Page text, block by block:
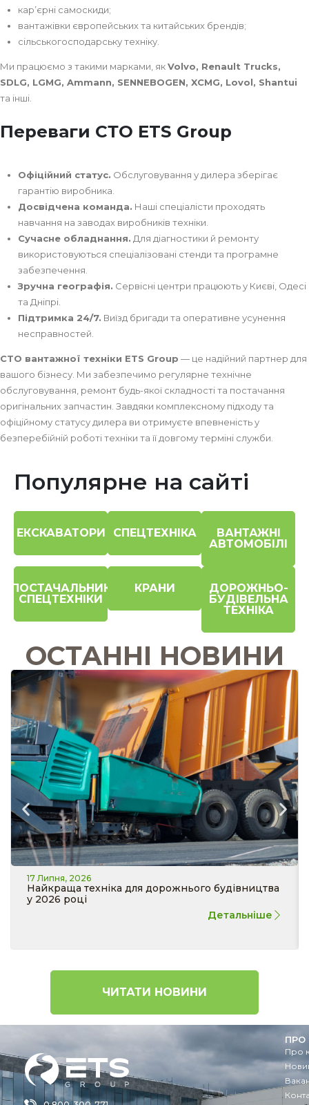
кар’єрні самоскиди;
вантажівки європейських та китайських брендів;
сільськогосподарську техніку.
Ми працюємо з такими марками, якVolvo, Renault Trucks,
SDLG, LGMG, Ammann, SENNEBOGEN, XCMG, Lovol, Shantui
та інші.
Переваги СТО ETS Group
Офіційний статус. Обслуговування у дилера зберігає
гарантію виробника.
Досвідчена команда. Наші спеціалісти проходять
навчання на заводах виробників техніки.
Сучасне обладнання. Для діагностики й ремонту
використовуються спеціалізовані стенди та програмне
забезпечення.
Зручна географія. Сервісні центри працюють у Києві, Одесі
та Дніпрі.
Підтримка 24/7. Виїзд бригади та оперативне усунення
несправностей.
СТО вантажної техніки ETS Group — це надійний партнер для
вашого бізнесу. Ми забезпечимо регулярне технічне
обслуговування, ремонт будь-якої складності та постачання
оригінальних запчастин. Завдяки комплексному підходу та
офіційному статусу дилера ви отримуєте впевненість у
безперебійній роботі техніки та її довгому терміні служби.
Популярне на сайті
ЕКСКАВАТОРИ СПЕЦТЕХНІКА
ВАНТАЖНІ
АВТОМОБІЛІ
ПОСТАЧАЛЬНИК
СПЕЦТЕХНІКИ
КРАНИ
ДОРОЖНЬО-
БУДІВЕЛЬНА
ТЕХНІКА
ОСТАННІ НОВИНИ
17 Липня, 2026
Найкраща техніка для дорожнього будівництва
у 2026 році
Детальніше
ЧИТАТИ НОВИНИ
ПРО
Про